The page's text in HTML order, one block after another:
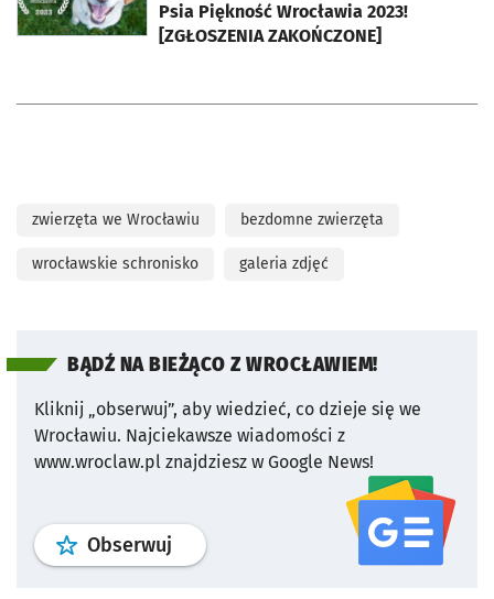
Psia Piękność Wrocławia 2023!
[ZGŁOSZENIA ZAKOŃCZONE]
zwierzęta we Wrocławiu bezdomne zwierzęta
wrocławskie schronisko galeria zdjęć
BĄDŹ NA BIEŻĄCO Z WROCŁAWIEM!
Kliknij „obserwuj”, aby wiedzieć, co dzieje się we
Wrocławiu. Najciekawsze wiadomości z
www.wroclaw.pl znajdziesz w Google News!
Obserwuj profil serwisu